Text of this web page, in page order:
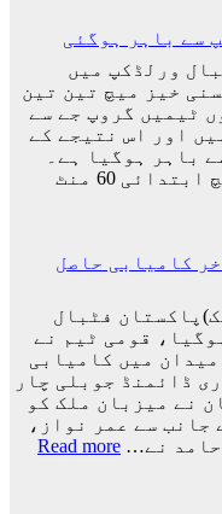
شکست
کیساتھ
رونالڈو
کا
ورلڈ
کپ
کا
سفر
سے باہر ہوگئی
ورلڈکپ میں
خیز میچ تین تین
ٹیمیں گروپ جے سے
گئی ہیں اور اس نتیجے کے
باہر ہوگیا ہے۔
الجزائز اور آسٹریا کا میچ ابتدائی 60 منٹ
کامیابی حاصل
فٹبال
قومی ٹیم نے
کے میدان میں کامیابی
ڈائمنڈ جوبلی چار
نے میزبان ملک کو
جانب سے عمر نواز،
حامد نے… Read more
: